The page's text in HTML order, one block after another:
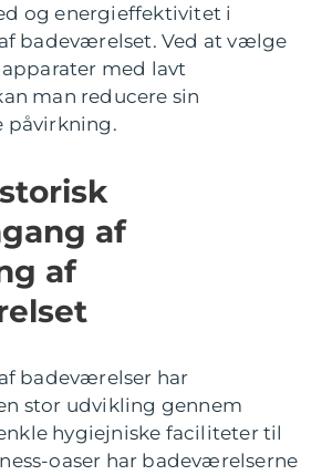
og energieffektivitet i
badeværelset. Ved at vælge
med lavt
man reducere sin
af
af
badeværelser har
stor udvikling gennem
hygiejniske faciliteter til
oaser har badeværelserne